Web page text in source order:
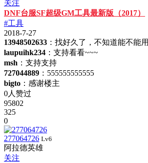
关注
DNF台服SF超级GM工具最新版（2017）
#工具
2018-7-27
13948502633 ：找好久了，不知道能不能用
laupuihk234 ：支持看看~~~
msh ：支持支持
727044889 ：555555555555
bigto ：感谢楼主
0人赞过
95802
325
0
277064726 Lv6
阿拉德英雄
关注